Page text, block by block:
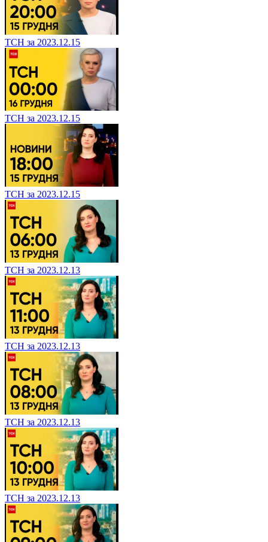
ТСН за 2023.12.15
ТСН за 2023.12.15
ТСН за 2023.12.15
ТСН за 2023.12.13
ТСН за 2023.12.13
ТСН за 2023.12.13
ТСН за 2023.12.13